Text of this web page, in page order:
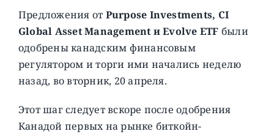
Предложения от Purpose Investments, CI
Global Asset Management и Evolve ETF были
одобрены канадским финансовым
регулятором и торги ими начались неделю
назад, во вторник, 20 апреля.
Этот шаг следует вскоре после одобрения
Канадой первых на рынке биткойн-